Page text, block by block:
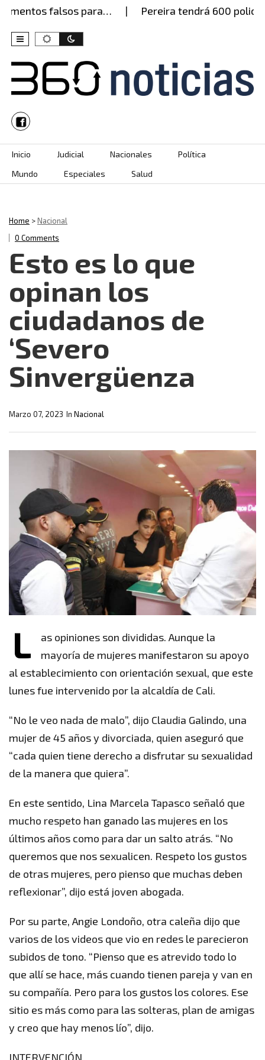
falsos para… Pereira tendrá 600
Skip to content
Inicio Judicial Nacionales
Política
Mundo
Especiales Salud
Home >Nacional
0 Comments
Esto es lo que
opinan los
ciudadanos de
‘Severo
Sinvergüenza
In Nacional
Marzo 07, 2023
L
as opiniones son divididas. Aunque la
mayoría de mujeres manifestaron su apoyo
al establecimiento con orientación sexual, que este
lunes fue intervenido por la alcaldía de Cali.
“No le veo nada de malo”, dijo Claudia Galindo, una
mujer de 45 años y divorciada, quien aseguró que
“cada quien tiene derecho a disfrutar su sexualidad
de la manera que quiera”.
En este sentido, Lina Marcela Tapasco señaló que
mucho respeto han ganado las mujeres en los
últimos años como para dar un salto atrás. “No
queremos que nos sexualicen. Respeto los gustos
de otras mujeres, pero pienso que muchas deben
reflexionar”, dijo está joven abogada.
Por su parte, Angie Londoño, otra caleña dijo que
varios de los videos que vio en redes le parecieron
subidos de tono. “Pienso que es atrevido todo lo
que allí se hace, más cuando tienen pareja y van en
su compañía. Pero para los gustos los colores. Ese
sitio es más como para las solteras, plan de amigas
y creo que hay menos lío”, dijo.
INTERVENCIÓN